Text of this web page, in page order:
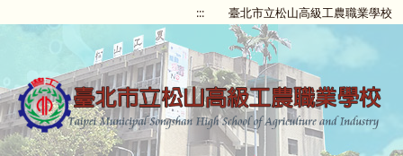
::: 臺北市立松山高級工農職業學校